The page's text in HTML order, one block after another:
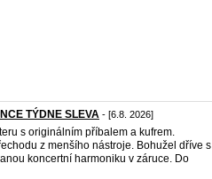
TÝDNE SLEVA - [6.8. 2026]
s originálním příbalem a kufrem.
z menšího nástroje. Bohužel dříve s
koncertní harmoniku v záruce. Do